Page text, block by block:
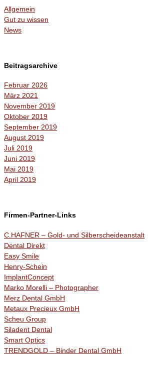
Allgemein
Gut zu wissen
News
Beitragsarchive
Februar 2026
März 2021
November 2019
Oktober 2019
September 2019
August 2019
Juli 2019
Juni 2019
Mai 2019
April 2019
Firmen-Partner-Links
C.HAFNER – Gold- und Silberscheideanstalt
Dental Direkt
Easy Smile
Henry-Schein
ImplantConcept
Marko Morelli – Photographer
Merz Dental GmbH
Metaux Precieux GmbH
Scheu Group
Siladent Dental
Smart Optics
TRENDGOLD – Binder Dental GmbH